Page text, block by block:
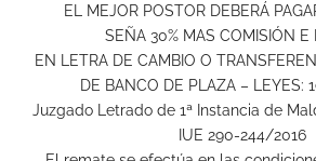
EL MEJOR POSTOR DEBERÁ
SEÑA 30% MAS COMISIÓN E
EN LETRA DE CAMBIO O
DE BANCO DE PLAZA – LEYES:
Juzgado Letrado de 1ª Instancia de
IUE 290-244/2016